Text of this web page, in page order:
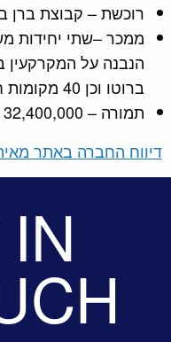
רוכשת – קבוצת ברן
ממכר –שתי יחידות
ברוטו וכן 40 מקומות חניה.
תמורה – 32,400,000 ₪ + מע"מ.
דיווח החברה באתר